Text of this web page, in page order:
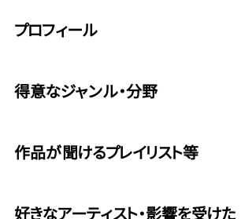
プロフィール
得意なジャンル・分野
作品が聞けるプレイリスト等
好きなアーティスト・影響を受けた